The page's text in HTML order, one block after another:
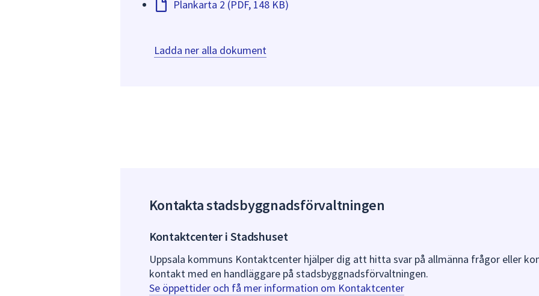
Plankarta 2 (PDF, 148 KB)
Ladda ner alla dokument
Kontakta stadsbyggnadsförvaltningen
Kontaktcenter i Stadshuset
Uppsala kommuns Kontaktcenter hjälper dig att hitta svar på allmänna frågor eller
kontakt med en handläggare på stadsbyggnadsförvaltningen.
Se öppettider och få mer information om Kontaktcenter